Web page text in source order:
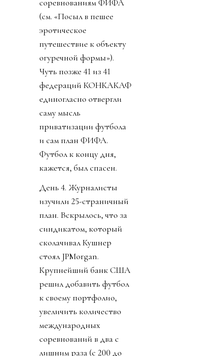
соревнованиям ФИФА
(см. «Посыл в пешее
эротическое
путешествие к объекту
огуречной формы»).
Чуть позже 41 из 41
федераций КОНКАКАФ
единогласно отвергли
саму мысль
приватизации футбола
и сам план ФИФА.
Футбол к концу дня,
кажется, был спасен.
День 4. Журналисты
изучили 25-страничный
план. Вскрылось, что за
синдикатом, который
сколачивал Кушнер
стоял JPMorgan.
Крупнейший банк США
решил добавить футбол
к своему портфолио,
увеличить количество
международных
соревнований в два с
лишним раза (с 200 до